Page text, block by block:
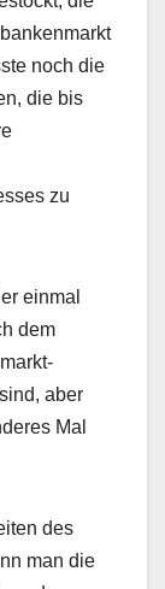
noch die
die bis
zu
einmal
dem
aber
Mal
des
man die